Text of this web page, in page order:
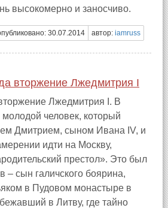
высокомерно и заносчиво.
30.07.2014 автор: iamruss
вторжение Лжедмитрия I
Лжедмитрия I. В
человек, который
Дмитрием, сыном Ивана IV, и
идти на Москву,
престол». Это был
– сын галичского боярина,
в Пудовом монастыре в
в Литву, где тайно